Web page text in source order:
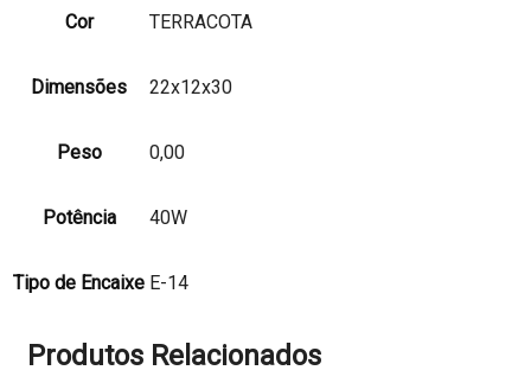
Cor TERRACOTA
Dimensões 22x12x30
Peso 0,00
Potência 40W
Tipo de Encaixe E-14
Produtos Relacionados